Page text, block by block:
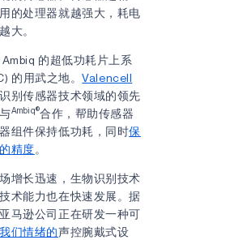
的处理器就越强大，耗电
大。
的超低功耗片上系
的用武之地。Valencell
别传感器技术领域的领先
Ambiq®合作，帮助传感器
组件保持低功耗，同时保
精度。
增长迅速，生物识别技术
术能力也在快速发展。据
马逊公司正在研发一种可
们情绪的声控腕戴式设